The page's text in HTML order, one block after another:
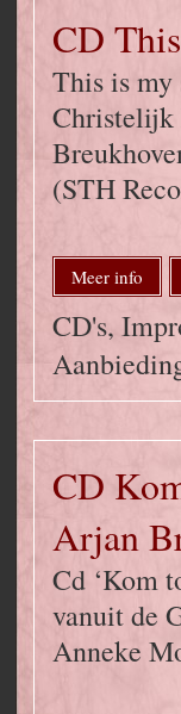
CD
This is my
Christelijk
(STH
Meer info
CD's,
CD
Arjan
Cd ‘Kom
vanuit de
Anneke